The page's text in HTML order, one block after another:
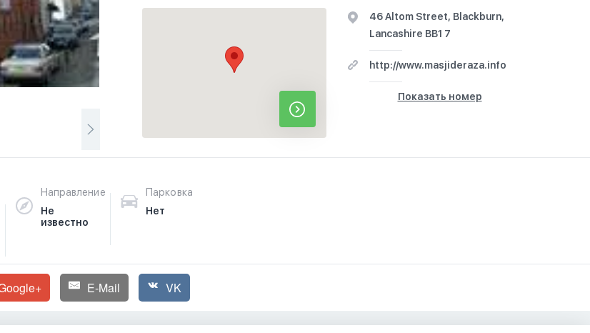
46 Altom Street, Blackburn,
Lancashire BB1 7
http://www.masjideraza.info
Показать номер
Направление
Не
известно
Парковка
Нет
E-Mail VK